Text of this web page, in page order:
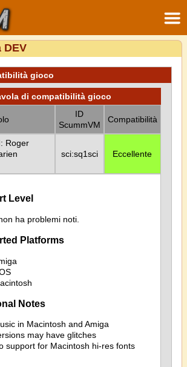
DEV
gioco
di compatibilità gioco
ID
ScummVM
Compatibilità
Roger
sci:sq1sci Eccellente
Level
ha problemi noti.
Platforms
Notes
in Macintosh and Amiga
may have glitches
support for Macintosh hi-res fonts